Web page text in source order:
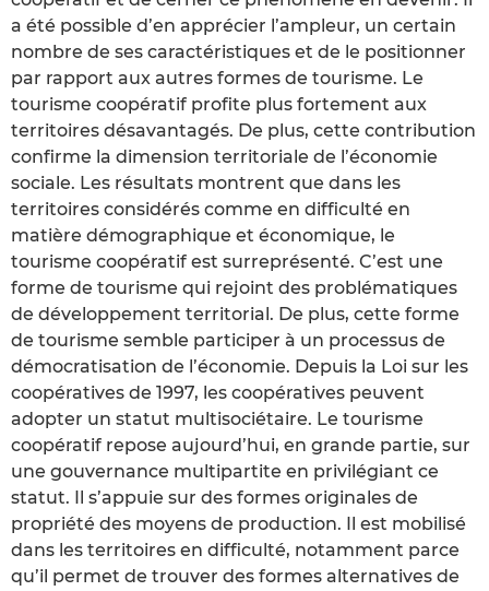
a été possible d’en apprécier l’ampleur, un certain
nombre de ses caractéristiques et de le positionner
par rapport aux autres formes de tourisme. Le
tourisme coopératif profite plus fortement aux
territoires désavantagés. De plus, cette contribution
confirme la dimension territoriale de l’économie
sociale. Les résultats montrent que dans les
territoires considérés comme en difficulté en
matière démographique et économique, le
tourisme coopératif est surreprésenté. C’est une
forme de tourisme qui rejoint des problématiques
de développement territorial. De plus, cette forme
de tourisme semble participer à un processus de
démocratisation de l’économie. Depuis la Loi sur les
coopératives de 1997, les coopératives peuvent
adopter un statut multisociétaire. Le tourisme
coopératif repose aujourd’hui, en grande partie, sur
une gouvernance multipartite en privilégiant ce
statut. Il s’appuie sur des formes originales de
propriété des moyens de production. Il est mobilisé
dans les territoires en difficulté, notamment parce
qu’il permet de trouver des formes alternatives de